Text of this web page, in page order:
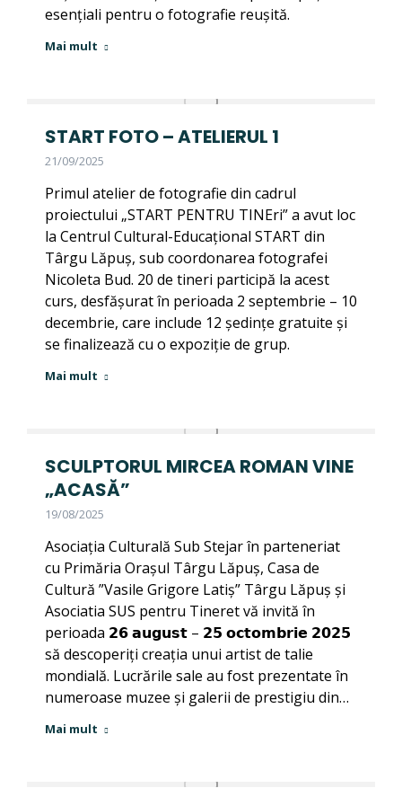
esențiali pentru o fotografie reușită.
Mai mult
START FOTO – ATELIERUL 1
21/09/2025
Primul atelier de fotografie din cadrul
proiectului „START PENTRU TINEri” a avut loc
la Centrul Cultural-Educațional START din
Târgu Lăpuș, sub coordonarea fotografei
Nicoleta Bud. 20 de tineri participă la acest
curs, desfășurat în perioada 2 septembrie – 10
decembrie, care include 12 ședințe gratuite și
se finalizează cu o expoziție de grup.
Mai mult
SCULPTORUL MIRCEA ROMAN VINE
„ACASĂ”
19/08/2025
Asociația Culturală Sub Stejar în parteneriat
cu Primăria Orașul Târgu Lăpuș, Casa de
Cultură ”Vasile Grigore Latiș” Târgu Lăpuș și
Asociatia SUS pentru Tineret vă invită în
perioada 𝟮𝟲 𝗮𝘂𝗴𝘂𝘀𝘁 – 𝟮𝟱 𝗼𝗰𝘁𝗼𝗺𝗯𝗿𝗶𝗲 𝟮𝟬𝟮𝟱
să descoperiți creația unui artist de talie
mondială. Lucrările sale au fost prezentate în
numeroase muzee și galerii de prestigiu din…
Mai mult